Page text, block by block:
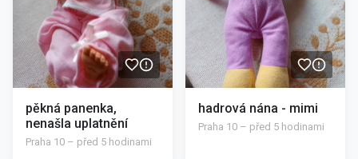
pěkná panenka,
nenašla uplatnění
Praha 10 – před 5 hodinami
hadrová nána - mimi
Praha 10 – před 5 hodinami